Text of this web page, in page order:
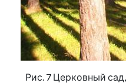
Рис. 7 Церковный